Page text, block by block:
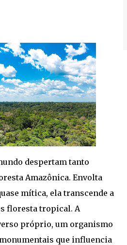
despertam tanto
Amazônica. Envolta
mítica, ela transcende a
floresta tropical. A
próprio, um organismo
que influencia